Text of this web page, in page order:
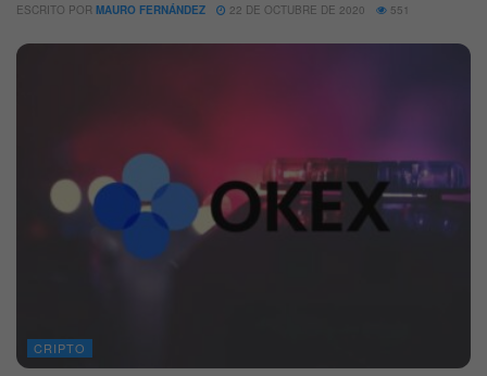
ESCRITO POR MAURO FERNÁNDEZ 22 DE OCTUBRE DE 2020 551
CRIPTO